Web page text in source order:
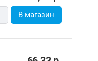
В магазин